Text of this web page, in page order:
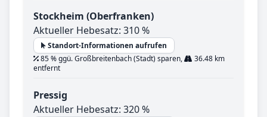
Stockheim (Oberfranken)
Aktueller Hebesatz: 310 %
Standort-Informationen aufrufen
85 % ggü. Großbreitenbach (Stadt) sparen,
36.48 km
entfernt
Pressig
Aktueller Hebesatz: 320 %